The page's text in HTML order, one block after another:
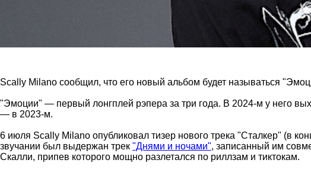
Scally Milano сообщил, что его новый альбом будет называться
"Эмоции" — первый лонгплей рэпера за три года. В 2024-м у него
— в 2023-м.
6 июля Scally Milano опубликовал тизер нового трека "Сталкер" (в
звучании был выдержан трек "Днями и ночами", записанный им
Скалли, припев которого мощно разлетался по риллзам и тиктокам.